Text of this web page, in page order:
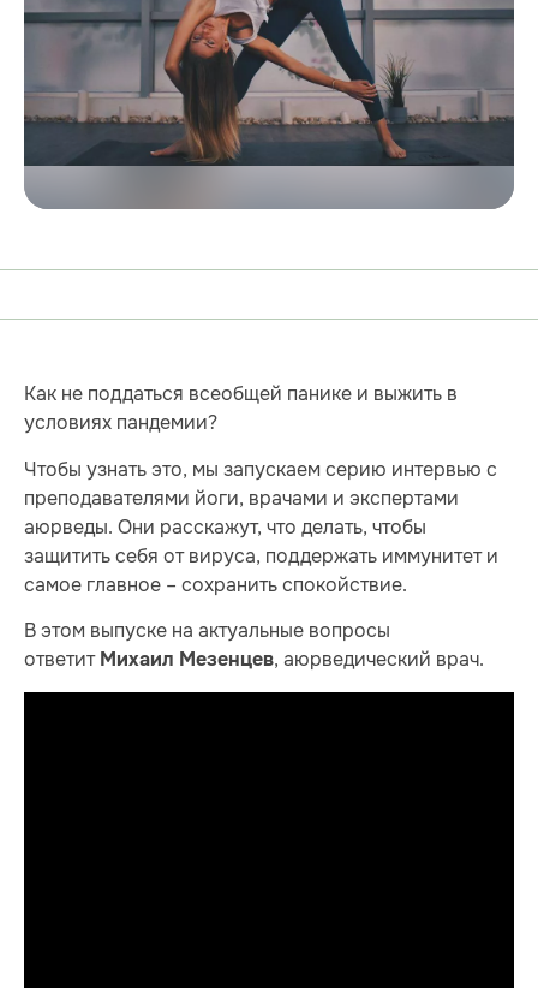
Как не поддаться всеобщей панике и выжить в
условиях пандемии?
Чтобы узнать это, мы запускаем серию интервью с
преподавателями йоги, врачами и экспертами
аюрведы. Они расскажут, что делать, чтобы
защитить себя от вируса, поддержать иммунитет и
самое главное – сохранить спокойствие.
В этом выпуске на актуальные вопросы
ответит Михаил Мезенцев, аюрведический врач.